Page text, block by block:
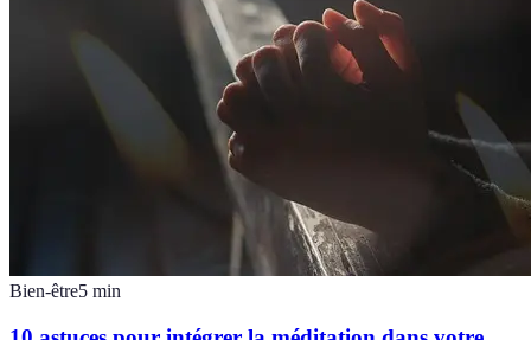
Bien-être5 min